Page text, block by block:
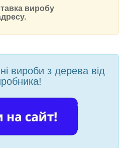
виробу
вироби з дерева від